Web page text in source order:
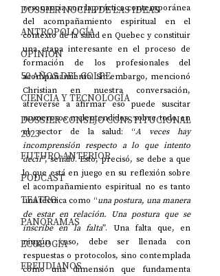
DOSSIER NOCHE DE LAS IDEAS
ANTROPOLOGÍA
OPINIÓN
50 AÑOS DEL GOLPE
CIENCIA Y TECNOLOGÍA
DOSSIER CONSEJO CONSTITUCIONAL
2023
FUTURO ANTERIOR
PODCAST
TEATRO
PANORAMAS
ECOLOGÍA
FREUDIANOS
resonancia con la práctica contemporánea
del acompañamiento espiritual en el
contexto de la salud en Quebec y constituir
una etapa interesante en el proceso de
formación de los profesionales del
acompañamiento. Sin embargo, mencionó
Christian en nuestra conversación,
atreverse a afirmar eso puede suscitar
numerosos malentendidos, sobre todo en
el sector de la salud: “A veces hay
incomprensión respecto a lo que intento
decir”, señaló. Esto, precisó, se debe a que
lo que está en juego en su reflexión sobre
el acompañamiento espiritual no es tanto
una técnica como “una postura, una manera
de estar en relación. Una postura que se
inscribe en la falta”. Una falta que, en
ningún caso, debe ser llenada con
respuestas o protocolos, sino contemplada
como una dimensión que fundamenta